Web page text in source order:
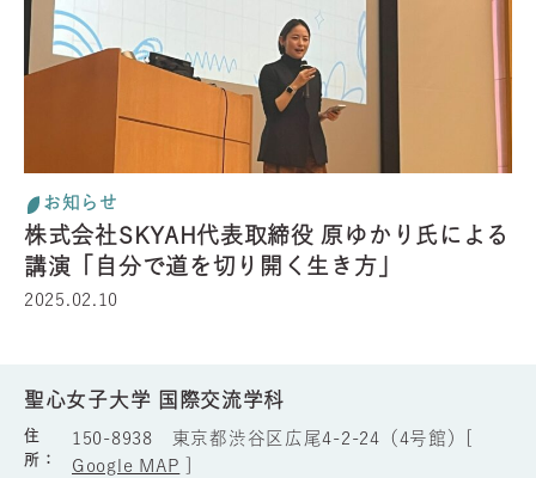
お知らせ
株式会社SKYAH代表取締役 原ゆかり氏による
講演「自分で道を切り開く生き方」
2025.02.10
聖心女子大学 国際交流学科
住
所：
150-8938 東京都渋谷区広尾4-2-24（4号館）[
Google MAP